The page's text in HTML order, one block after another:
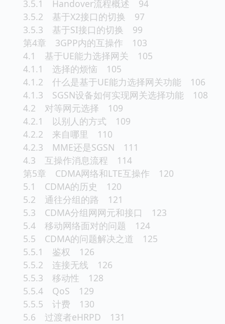
3.5.1 Handover流程概述 94
3.5.2 基于X2接口的切换 97
3.5.3 基于SI接口的切换 99
第4章 3GPP内的互操作 103
4.1 基于UE能力选择网关 105
4.1.1 选择的烦恼 105
4.1.2 什么是基于UE能力选择网关功能 106
4.1.3 SGSN设备如何实现网关选择功能 108
4.2 对等网元选择 109
4.2.1 以别人的方式 109
4.2.2 来自哪里 110
4.2.3 MME还是SGSN 111
4.3 互操作消息流程 114
第5章 CDMA网络和LTE互操作 120
5.1 CDMA的历史 120
5.2 通往分组的路 121
5.3 CDMA分组网网元和接口 123
5.4 移动网络面对的问题 124
5.5 CDMA的问题解决之道 125
5.5.1 鉴权 126
5.5.2 连接无线 126
5.5.3 移动性 128
5.5.4 QoS 129
5.5.5 计费 130
5.6 过渡者eHRPD 131